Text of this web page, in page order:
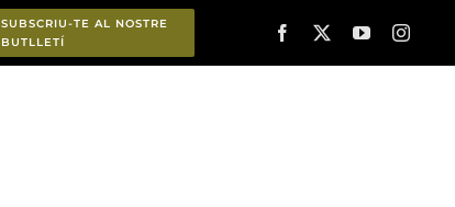
SUBSCRIU-TE AL NOSTRE
BUTLLETÍ